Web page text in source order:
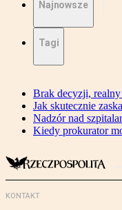
Najnowsze
Tagi
Brak decyzji,
Jak skutecznie
Nadzór nad
Kiedy prokurator
KONTAKT